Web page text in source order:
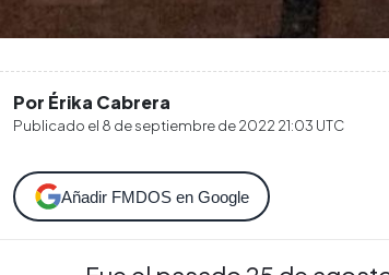
Por Érika Cabrera
Publicado el 8 de septiembre de 2022 21:03 UTC
Añadir FMDOS en Google